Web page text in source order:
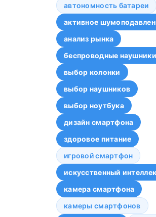
автономность батареи
активное
анализ рынка
беспроводные наушники
выбор колонки
выбор наушников
выбор ноутбука
дизайн смартфона
здоровое питание
игровой смартфон
искусственный
камера смартфона
камеры смартфонов